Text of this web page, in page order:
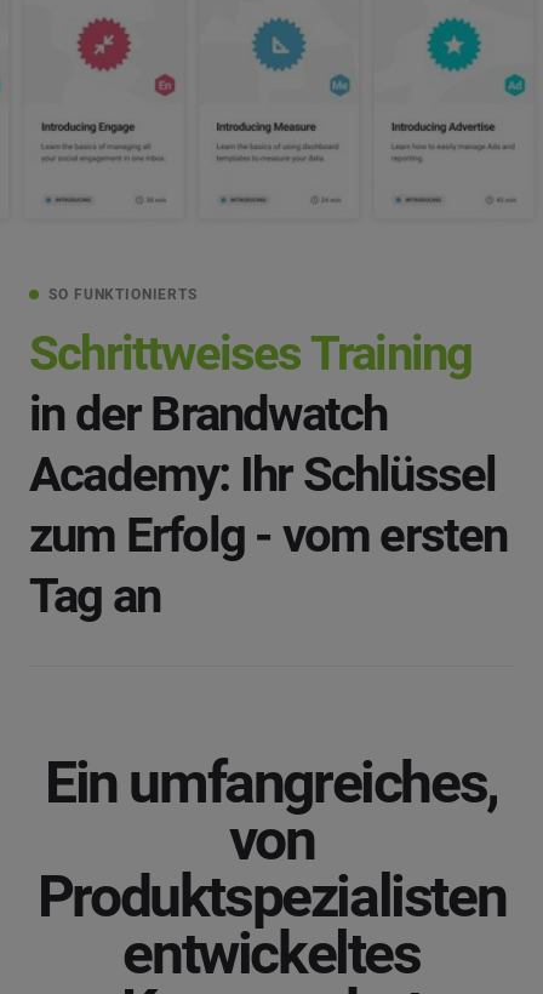
SO FUNKTIONIERTS
Schrittweises Training
in der Brandwatch
Academy: Ihr Schlüssel
zum Erfolg - vom ersten
Tag an
Ein umfangreiches,
von
Produktspezialisten
entwickeltes